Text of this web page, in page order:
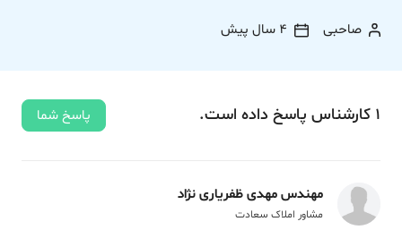
صاحبی 4 سال پیش
1 کارشناس پاسخ داده‌ است. پاسخ شما
مهندس مهدی ظفریاری نژاد
مشاور املاک سعادت